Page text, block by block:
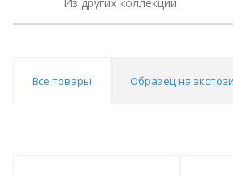
Все товары Образец на